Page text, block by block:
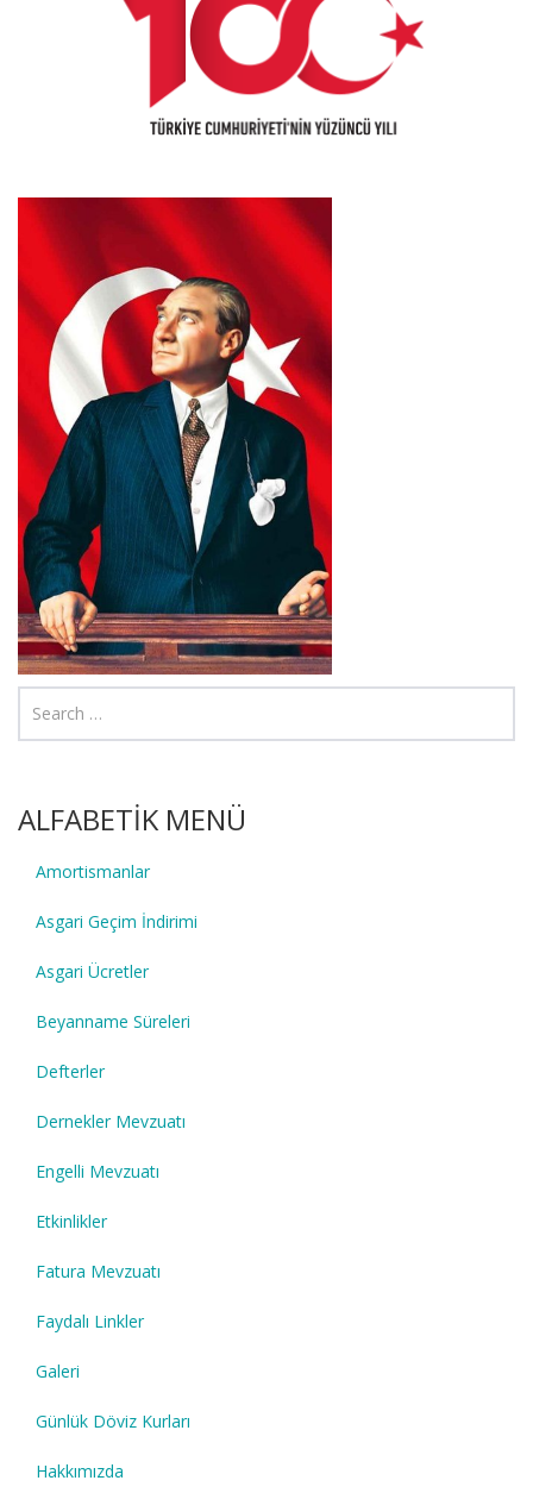
ALFABETİK MENÜ
Amortismanlar
Asgari Geçim İndirimi
Asgari Ücretler
Beyanname Süreleri
Defterler
Dernekler Mevzuatı
Engelli Mevzuatı
Etkinlikler
Fatura Mevzuatı
Faydalı Linkler
Galeri
Günlük Döviz Kurları
Hakkımızda